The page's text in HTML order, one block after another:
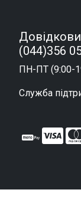
(044)356
ПН-ПТ (9:00-
Служба